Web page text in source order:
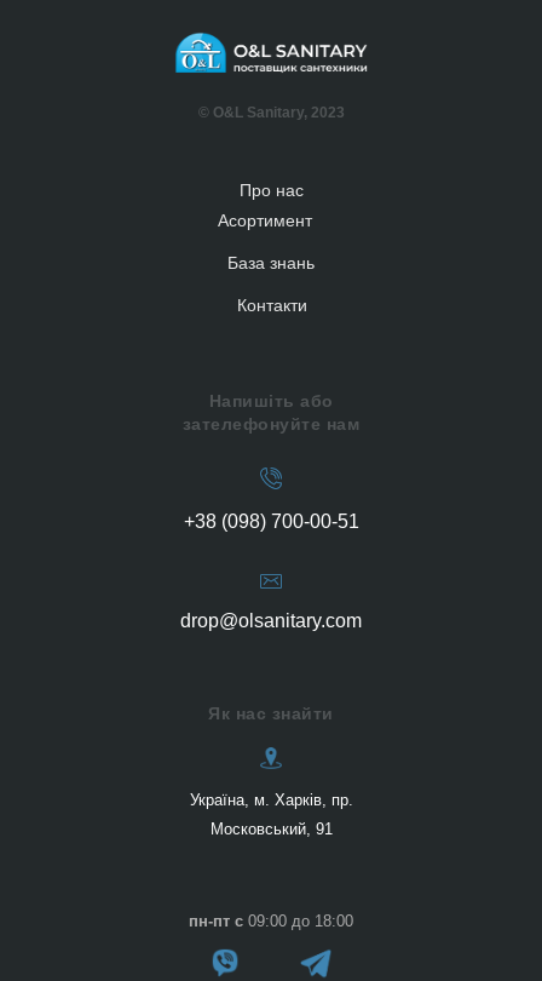
Нажимая на кнопку вы соглашаетесь сполитикой
Про нас
Асортимент
База знань
Контакти
Українa, м. Харків, пр.
Московський, 91
+38 (098) 700-00-51
© O&L Sanitary, 2023
drop@olsanitary.com
Як нас знайти
Напишіть або
зателефонуйте нам
пн-пт c 09:00 до 18:00